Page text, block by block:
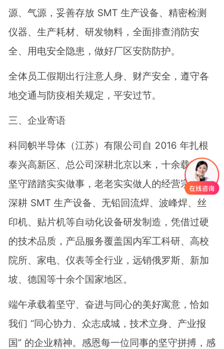
源、气源，妥善存放 SMT 生产设备、精密检测
仪器、生产耗材、研发物料，全面排查消防安
全、用电安全隐患，做好厂区安防防护。
全体员工假期出行注意人身、财产安全，遵守各
地交通与防疫相关规定，平安过节。
三、企业寄语
科同帜半导体（江苏）有限公司自 2016 年扎根
泰兴高新区、总公司深耕北京以来，十余载我们
坚守踏踏实实做事，老老实实做人的经营宗旨，
深耕 SMT 生产设备、无铅回流焊、波峰焊、丝
印机、贴片机等自动化设备研发制造，凭借过硬
的技术品质，产品服务覆盖国内军工科研、高校
院所、家电、仪表等全行业，远销俄罗斯、新加
坡、德国等十余个国家地区。
端午承载着坚守、奋进与同心的美好寓意，恰如
我们 “同心协力、众志成城，技术立身、产业报
国” 的企业精神。感恩每一位同事的坚守拼搏，感